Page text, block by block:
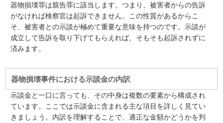
器物損壊罪は親告罪に該当します。つまり、被害者からの告訴
がなければ検察官は起訴できません。この性質があるからこ
そ、被害者との示談が極めて重要な意味を持つのです。示談が
成立して告訴を取り下げてもらえれば、そもそも起訴されずに
済みます。
器物損壊事件における示談金の内訳
示談金と一口に言っても、その中身は複数の要素から構成され
ています。ここでは示談金に含まれる主な項目を詳しく見てい
きましょう。内訳を理解することで、適正な金額かどうかを判